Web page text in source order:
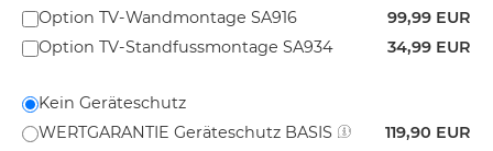
Option TV-Wandmontage SA916
99,99 EUR
Option TV-Standfussmontage SA934
34,99 EUR
Kein Geräteschutz
WERTGARANTIE Geräteschutz BASIS
119,90 EUR